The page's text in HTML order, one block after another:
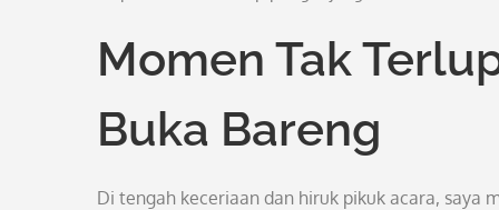
Momen Tak
Buka Bareng
Di tengah keceriaan dan hiruk pikuk acara, saya